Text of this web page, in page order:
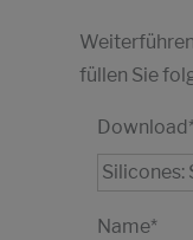
füllen Sie
Download*
Name*